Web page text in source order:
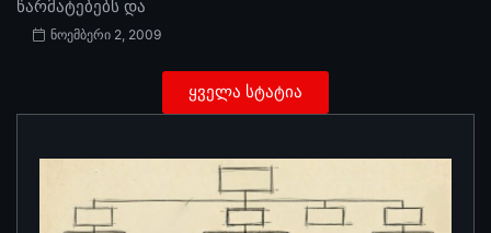
წარმატებებს და
ნოემბერი 2, 2009
ყველა სტატია